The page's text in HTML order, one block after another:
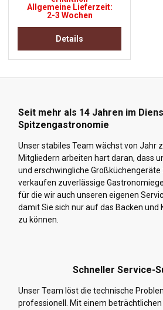
Allgemeine Lieferzeit:
2-3 Wochen
Details
Seit mehr als 14 Jahren im
Spitzengastronomie
Unser stabiles Team wächst von Jahr
Mitgliedern arbeiten hart daran, dass
und erschwingliche Großküchengeräte
verkaufen zuverlässige
für die wir auch unseren eigenen
damit Sie sich nur auf das Backen und
zu können.
Schneller Service-
Unser Team löst die technische
professionell. Mit einem